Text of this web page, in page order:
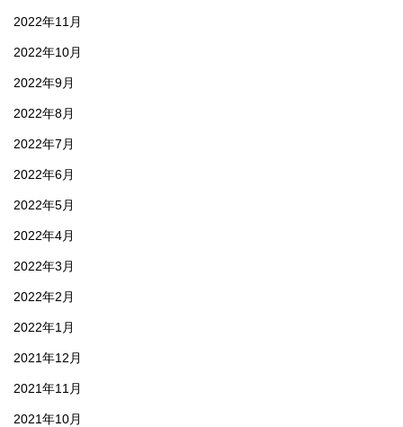
2022年11月
2022年10月
2022年9月
2022年8月
2022年7月
2022年6月
2022年5月
2022年4月
2022年3月
2022年2月
2022年1月
2021年12月
2021年11月
2021年10月